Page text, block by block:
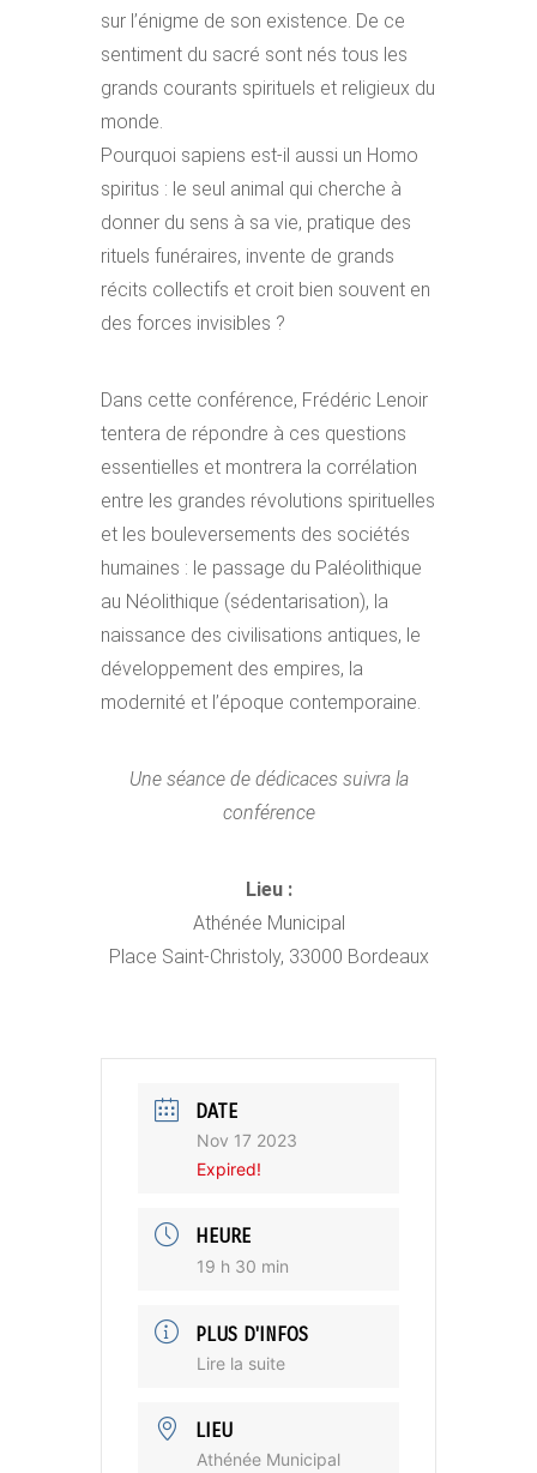
sur l’énigme de son existence. De ce
sentiment du sacré sont nés tous les
grands courants spirituels et religieux du
monde.
Pourquoi sapiens est-il aussi un Homo
spiritus : le seul animal qui cherche à
donner du sens à sa vie, pratique des
rituels funéraires, invente de grands
récits collectifs et croit bien souvent en
des forces invisibles ?
Dans cette conférence, Frédéric Lenoir
tentera de répondre à ces questions
essentielles et montrera la corrélation
entre les grandes révolutions spirituelles
et les bouleversements des sociétés
humaines : le passage du Paléolithique
au Néolithique (sédentarisation), la
naissance des civilisations antiques, le
développement des empires, la
modernité et l’époque contemporaine.
Une séance de dédicaces suivra la
conférence
Lieu :
Athénée Municipal
Place Saint-Christoly, 33000 Bordeaux
DATE
Nov 17 2023
Expired!
HEURE
19 h 30 min
PLUS D'INFOS
Lire la suite
LIEU
Athénée Municipal